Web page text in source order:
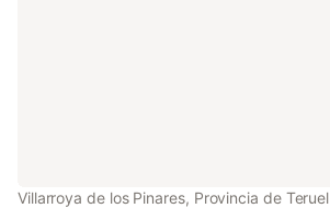
Villarroya de los Pinares, Provincia de Teruel